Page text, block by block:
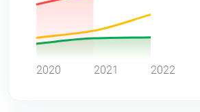
2020 2021 2022